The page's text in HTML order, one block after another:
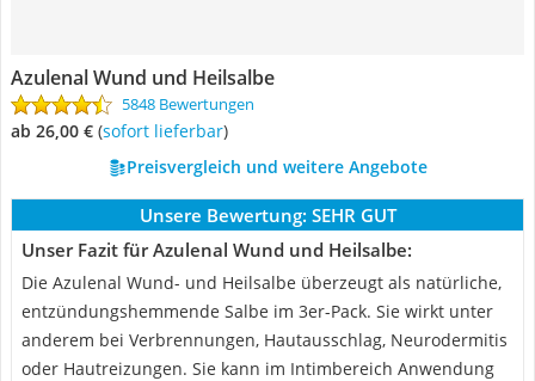
Azulenal Wund und Heilsalbe
5848 Bewertungen
ab 26,00 € ( Sofort lieferbar)
Preisvergleich und weitere Angebote
Unsere Bewertung: SEHR GUT
Unser Fazit für Azulenal Wund und Heilsalbe:
Die Azulenal Wund- und Heilsalbe überzeugt als natürliche,
entzündungshemmende Salbe im 3er-Pack. Sie wirkt unter
anderem bei Verbrennungen, Hautausschlag, Neurodermitis
oder Hautreizungen. Sie kann im Intimbereich Anwendung